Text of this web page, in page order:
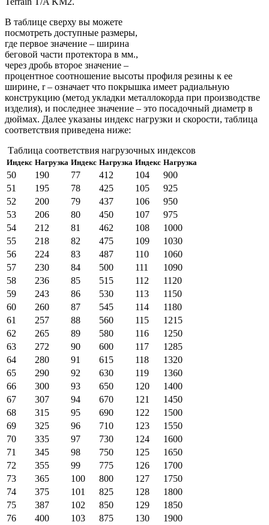
В таблице сверху вы можете
посмотреть доступные размеры,
где первое значение – ширина
беговой части протектора в мм.,
через дробь второе значение –
процентное соотношение высоты профиля резины к ее
ширине, r – означает что покрышка имеет радиальную
конструкцию (метод укладки металлокорда при производстве
изделия), и последнее значение – это посадочный диаметр в
дюймах. Далее указаны индекс нагрузки и скорости, таблица
соответствия приведена ниже:
Таблица соответствия нагрузочных индексов
Индекс Нагрузка Индекс Нагрузка Индекс Нагрузка
50 190 77 412 104
900
51
195 78 425 105
925
52
200 79 437 106
950
53
206 80 450 107
975
54
212 81 462 108
1000
55
218 82 475 109
1030
56
224 83 487 110
1060
57
230 84 500 111
1090
58
236 85 515 112
1120
59
243 86 530 113
1150
60
260 87 545 114
1180
61
257 88 560 115
1215
62
265 89 580 116
1250
63
272 90 600 117
1285
64
280 91 615 118
1320
65
290 92 630 119
1360
66
300 93 650 120
1400
67
307 94 670 121
1450
68
315 95 690 122
1500
69
325 96 710 123
1550
70
335 97 730 124
1600
71
345 98 750 125
1650
72
355 99 775 126
1700
73
365 100 800 127
1750
74
375 101 825 128
1800
75
387 102 850 129
1850
76
400 103 875 130
1900